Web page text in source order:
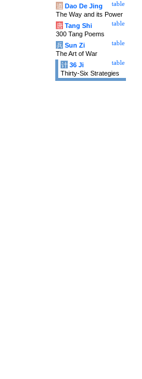
table
道 Dao De Jing
The Way and its Power
table
唐 Tang Shi
300 Tang Poems
table
兵 Sun Zi
The Art of War
table
计 36 Ji
Thirty-Six Strategies